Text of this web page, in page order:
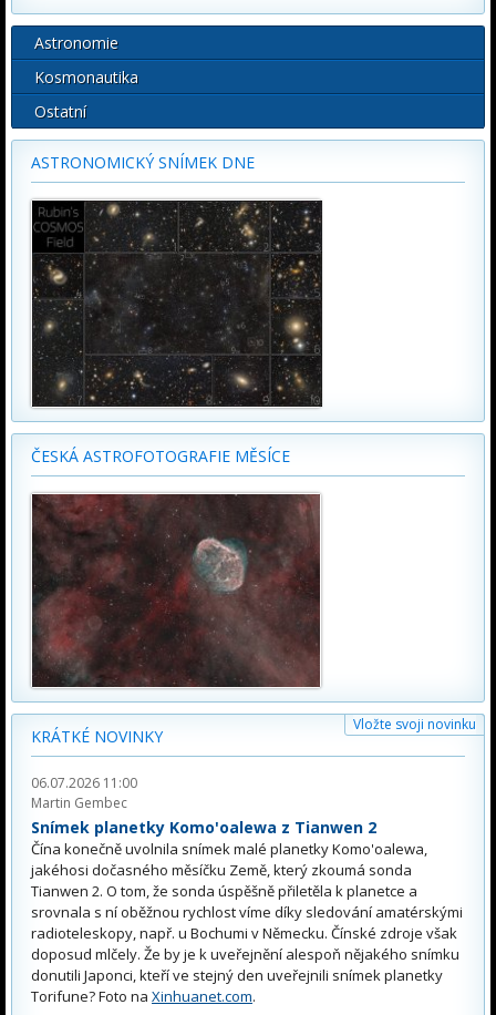
Astronomie
Kosmonautika
Ostatní
ASTRONOMICKÝ SNÍMEK DNE
ČESKÁ ASTROFOTOGRAFIE MĚSÍCE
Vložte svoji novinku
KRÁTKÉ NOVINKY
06.07.2026 11:00
Martin Gembec
Snímek planetky Komo'oalewa z Tianwen 2
Čína konečně uvolnila snímek malé planetky Komo'oalewa,
jakéhosi dočasného měsíčku Země, který zkoumá sonda
Tianwen 2. O tom, že sonda úspěšně přiletěla k planetce a
srovnala s ní oběžnou rychlost víme díky sledování amatérskými
radioteleskopy, např. u Bochumi v Německu. Čínské zdroje však
doposud mlčely. Že by je k uveřejnění alespoň nějakého snímku
donutili Japonci, kteří ve stejný den uveřejnili snímek planetky
Torifune? Foto na Xinhuanet.com.